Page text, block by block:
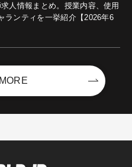
人情報まとめ。授業内容、使用
ランティを一挙紹介【2026年6